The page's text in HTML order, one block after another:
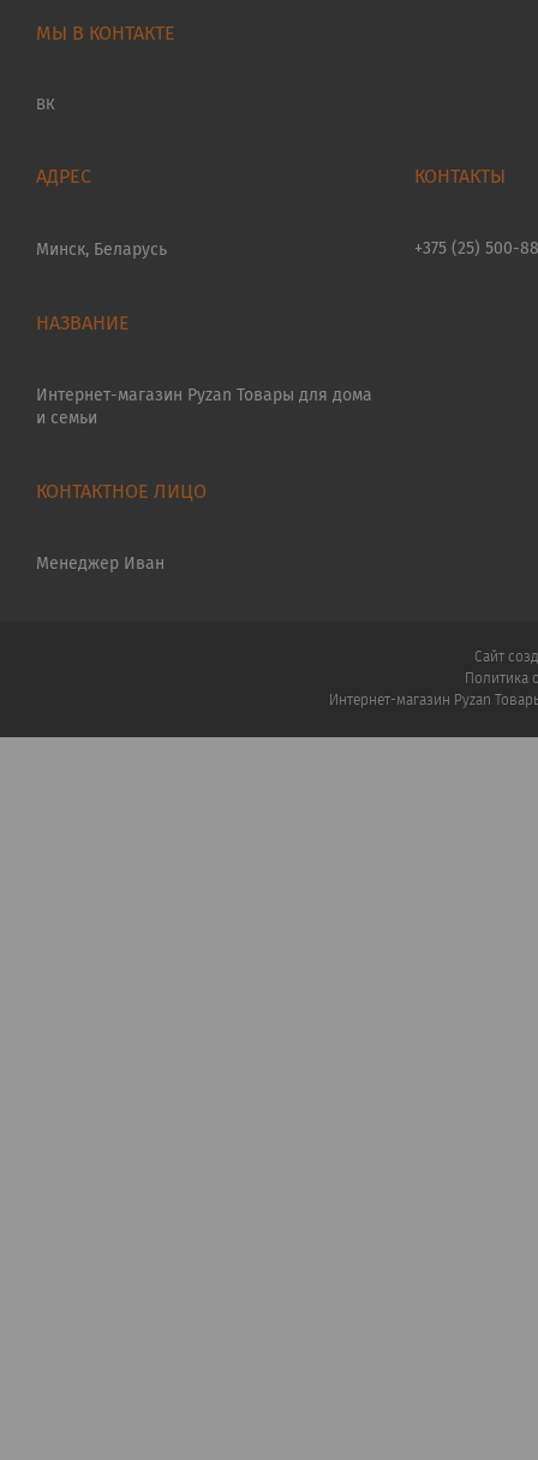
МЫ В КОНТАКТЕ
ВК
Минск, Беларусь
Интернет-магазин Pyzan Товары для дома
и семьи
Менеджер Иван
+375 (25) 500-
Сайт
Политика
Интернет-магазин Pyzan